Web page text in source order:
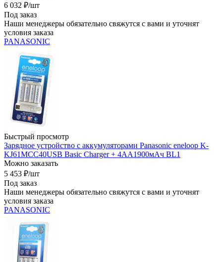
6 032 ₽/шт
Под заказ
Наши менеджеры обязательно свяжутся с вами и уточнят
условия заказа
PANASONIC
Быстрый просмотр
Зарядное устройство с аккумуляторами Panasonic eneloop K-
KJ61MCC40USB Basic Charger + 4АА1900мАч BL1
Можно заказать
5 453 ₽/шт
Под заказ
Наши менеджеры обязательно свяжутся с вами и уточнят
условия заказа
PANASONIC